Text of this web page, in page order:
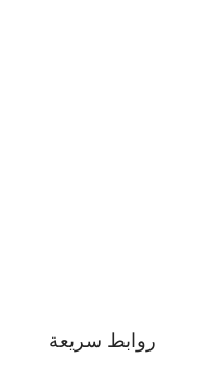
روابط سريعة